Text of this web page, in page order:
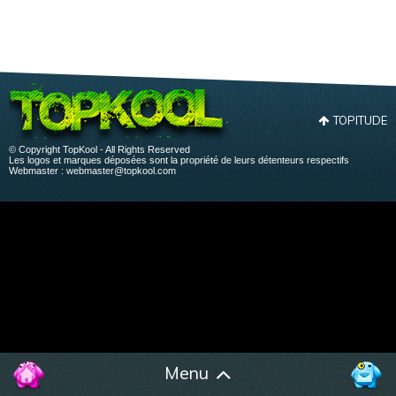
Menu
TOPITUDE
© Copyright TopKool - All Rights Reserved
Les logos et marques déposées sont la propriété de leurs détenteurs respectifs
Webmaster : webmaster@topkool.com